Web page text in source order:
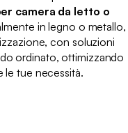
camera da letto o
in legno o metallo,
con soluzioni
ordinato, ottimizzando
le tue necessità.